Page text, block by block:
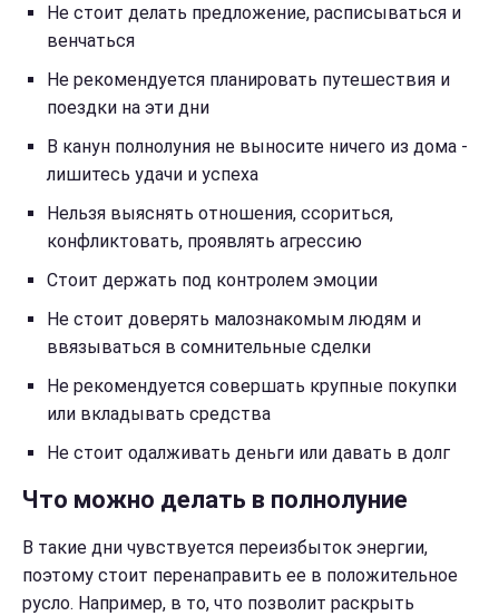
Не стоит делать предложение, расписываться и
венчаться
Не рекомендуется планировать путешествия и
поездки на эти дни
В канун полнолуния не выносите ничего из дома -
лишитесь удачи и успеха
Нельзя выяснять отношения, ссориться,
конфликтовать, проявлять агрессию
Стоит держать под контролем эмоции
Не стоит доверять малознакомым людям и
ввязываться в сомнительные сделки
Не рекомендуется совершать крупные покупки
или вкладывать средства
Не стоит одалживать деньги или давать в долг
Что можно делать в полнолуние
В такие дни чувствуется переизбыток энергии,
поэтому стоит перенаправить ее в положительное
русло. Например, в то, что позволит раскрыть